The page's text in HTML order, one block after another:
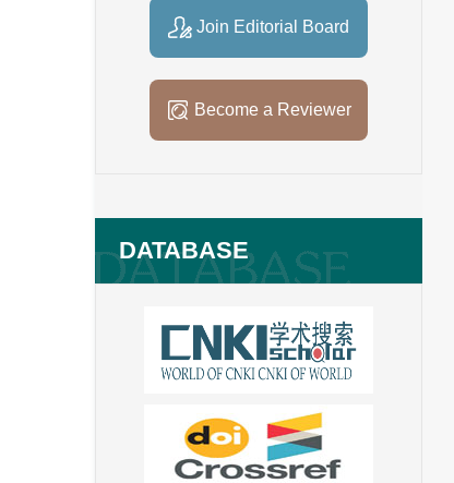
Join Editorial Board
Become a Reviewer
DATABASE